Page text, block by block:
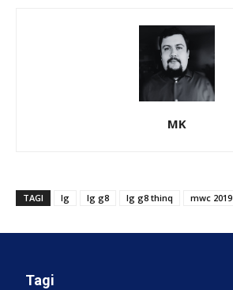
MK
TAGI lg lg g8 lg g8 thinq mwc 2019
Tagi